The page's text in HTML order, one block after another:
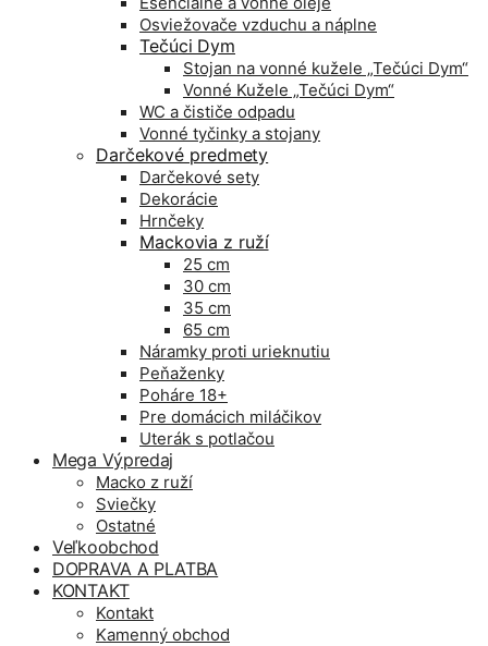
Osviežovače vzduchu a náplne
Tečúci Dym
Stojan na vonné kužele „Tečúci Dym“
Vonné Kužele „Tečúci Dym“
WC a čističe odpadu
Vonné tyčinky a stojany
Darčekové predmety
Darčekové sety
Dekorácie
Hrnčeky
Mackovia z ruží
25 cm
30 cm
35 cm
65 cm
Náramky proti urieknutiu
Peňaženky
Poháre 18+
Pre domácich miláčikov
Uterák s potlačou
Mega Výpredaj
Macko z ruží
Sviečky
Ostatné
Veľkoobchod
DOPRAVA A PLATBA
KONTAKT
Kontakt
Kamenný obchod